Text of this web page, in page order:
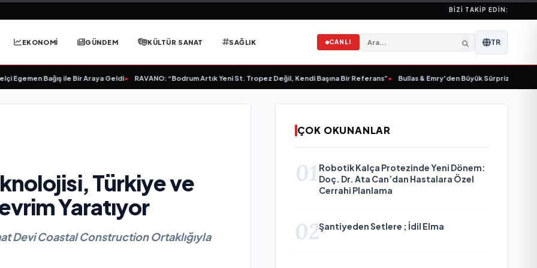
BIZI TAKIP EDIN:
EKONOMİ GÜNDEM KÜLTÜR SANAT SAĞLIK CANLI TR
Bağış ile Bir Araya Geldi• RAVANO: “Bodrum Artık Yeni St. Tropez Değil, Kendi Başına Bir Referans”• Bullas & Emry'den Büyük Sürpriz! "Kaç
Türkiye ve
Yaratıyor
Devi Coastal Construction Ortaklığıyla
ÇOK OKUNANLAR
01 Robotik Kalça Protezinde Yeni Dönem:
Doç. Dr. Ata Can’dan Hastalara Özel
Cerrahi Planlama
02Şantiyeden Setlere ; İdil Elma